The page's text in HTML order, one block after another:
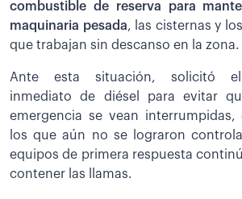
combustible de reserva para
maquinaria pesada, las cisternas y
que trabajan sin descanso en la zona.
Ante esta situación, solicitó el
inmediato de diésel para evitar
emergencia se vean
los que aún no se lograron
equipos de primera respuesta
contener las llamas.